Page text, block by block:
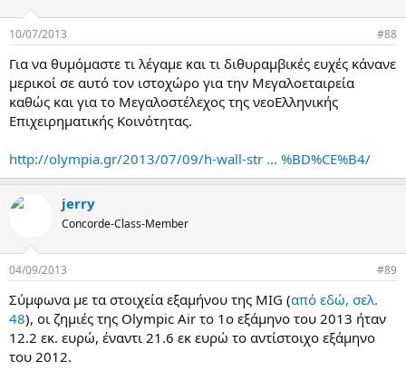
10/07/2013 #88
Για να θυμόμαστε τι λέγαμε και τι διθυραμβικές ευχές κάνανε
μερικοί σε αυτό τον ιστοχώρο για την Μεγαλοεταιρεία
καθώς και για το Μεγαλοστέλεχος της νεοΕλληνικής
Επιχειρηματικής Κοινότητας.
http://olympia.gr/2013/07/09/h-wall-str ... %BD%CE%B4/
jerry
Concorde-Class-Member
04/09/2013 #89
Σύμφωνα με τα στοιχεία εξαμήνου της MIG (από εδώ, σελ.
48), οι ζημιές της Olympic Air το 1ο εξάμηνο του 2013 ήταν
12.2 εκ. ευρώ, έναντι 21.6 εκ ευρώ το αντίστοιχο εξάμηνο
του 2012.